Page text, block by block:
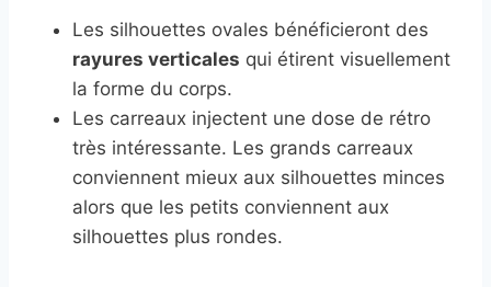
Les silhouettes ovales bénéficieront des
rayures verticales qui étirent visuellement
la forme du corps.
Les carreaux injectent une dose de rétro
très intéressante. Les grands carreaux
conviennent mieux aux silhouettes minces
alors que les petits conviennent aux
silhouettes plus rondes.